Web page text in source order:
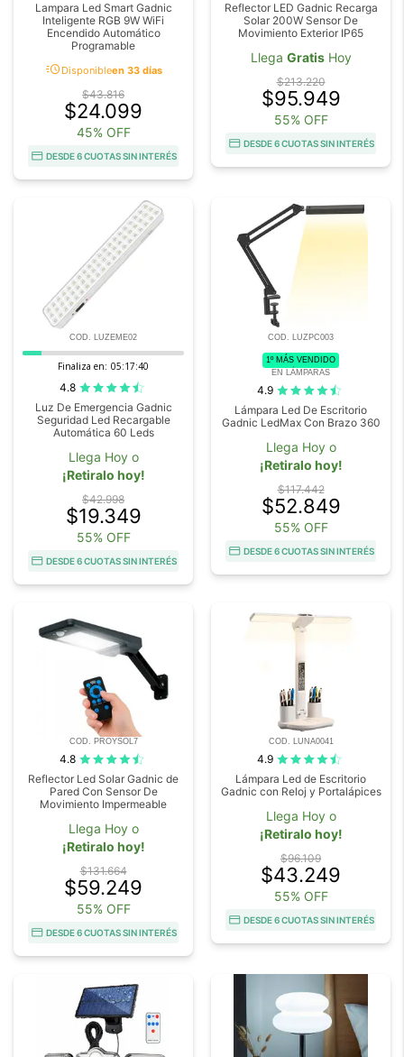
Lampara Led Smart Gadnic
Inteligente RGB 9W WiFi
Encendido Automático
Programable
acuteDisponibleen 33 días
$43.816
$24.099
45% OFF
DESDE 6 CUOTAS SIN INTERÉS
Reflector LED Gadnic Recarga
Solar 200W Sensor De
Movimiento Exterior IP65
Llega GratisHoy
$213.220
$95.949
55% OFF
DESDE 6 CUOTAS SIN INTERÉS
COD. LUZEME02
Finaliza en: 05:17:39
4.8
Luz De Emergencia Gadnic
Seguridad Led Recargable
Automática 60 Leds
Llega Hoy o
¡Retiralo hoy!
$42.998
$19.349
55% OFF
DESDE 6 CUOTAS SIN INTERÉS
COD. LUZPC003
1º MÁS VENDIDO
EN LÁMPARAS
4.9
Lámpara Led De Escritorio
Gadnic LedMax Con Brazo 360
Llega Hoy o
¡Retiralo hoy!
$117.442
$52.849
55% OFF
DESDE 6 CUOTAS SIN INTERÉS
COD. PROYSOL7
4.8
Reflector Led Solar Gadnic de
Pared Con Sensor De
Movimiento Impermeable
Llega Hoy o
¡Retiralo hoy!
$131.664
$59.249
55% OFF
DESDE 6 CUOTAS SIN INTERÉS
COD. LUNA0041
4.9
Lámpara Led de Escritorio
Gadnic con Reloj y Portalápices
Llega Hoy o
¡Retiralo hoy!
$96.109
$43.249
55% OFF
DESDE 6 CUOTAS SIN INTERÉS